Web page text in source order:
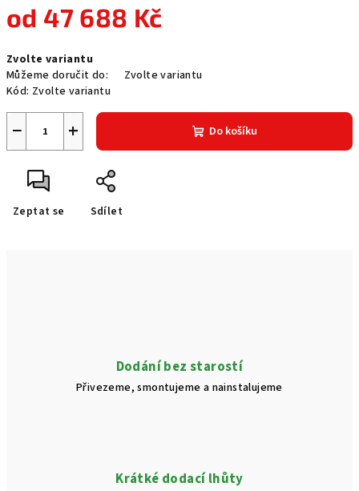
od47 688 Kč
cena:
Zvolte variantu
Můžeme doručit do:
Zvolte variantu
Kód: Zvolte variantu
+
− Do košíku
Zeptat se Sdílet
Dodání bez starostí
Přivezeme, smontujeme a nainstalujeme
Krátké dodací lhůty